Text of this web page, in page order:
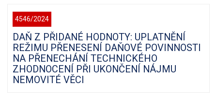
4546/2024
DAŇ Z PŘIDANÉ HODNOTY: UPLATNĚNÍ
REŽIMU PŘENESENÍ DAŇOVÉ POVINNOSTI
NA PŘENECHÁNÍ TECHNICKÉHO
ZHODNOCENÍ PŘI UKONČENÍ NÁJMU
NEMOVITÉ VĚCI